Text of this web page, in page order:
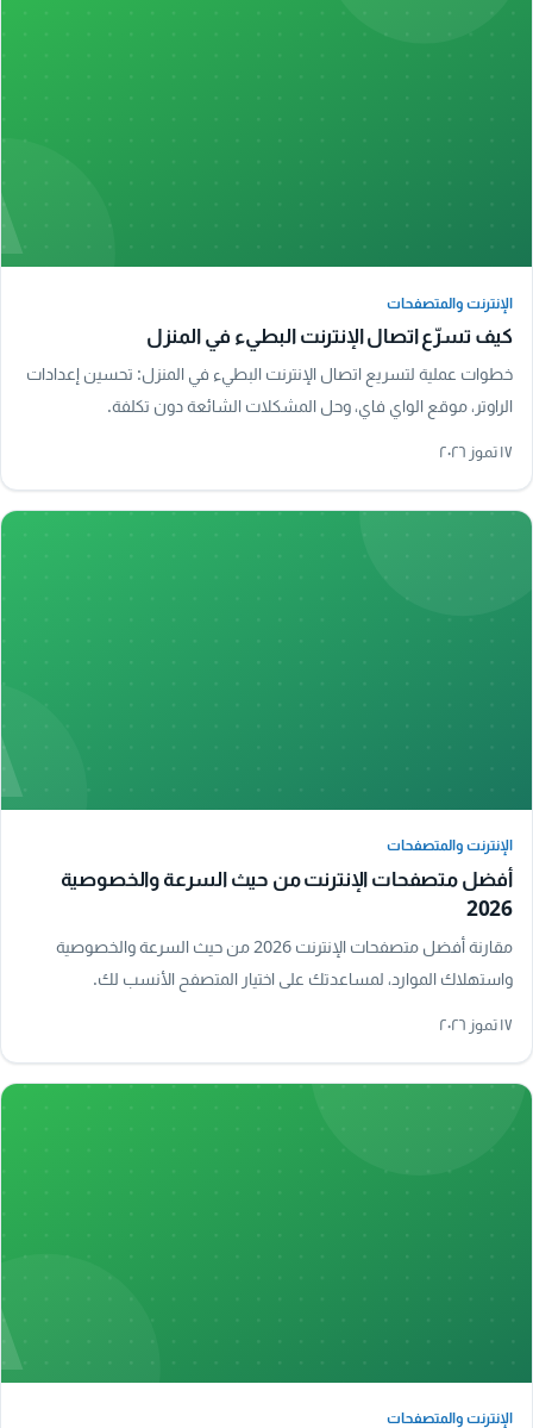
الإنترنت والمتصفحات
كيف تسرّع اتصال الإنترنت البطيء في المنزل
خطوات عملية لتسريع اتصال الإنترنت البطيء في المنزل: تحسين إعدادات
الراوتر، موقع الواي فاي، وحل المشكلات الشائعة دون تكلفة.
١٧ تموز ٢٠٢٦
الإنترنت والمتصفحات
أفضل متصفحات الإنترنت من حيث السرعة والخصوصية
2026
مقارنة أفضل متصفحات الإنترنت 2026 من حيث السرعة والخصوصية
واستهلاك الموارد، لمساعدتك على اختيار المتصفح الأنسب لك.
١٧ تموز ٢٠٢٦
الإنترنت والمتصفحات